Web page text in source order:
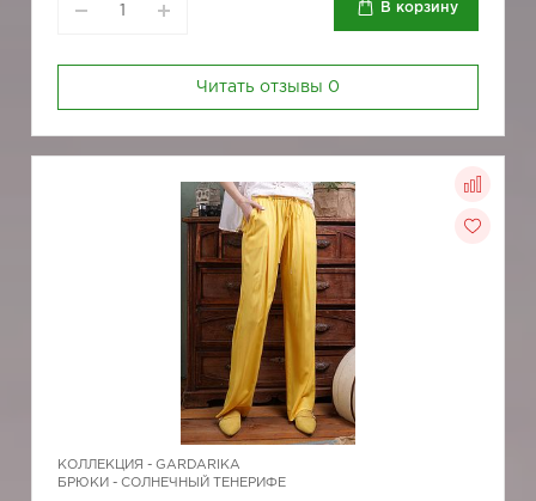
В корзину
Читать отзывы 0
КОЛЛЕКЦИЯ - GARDARIKA
БРЮКИ - СОЛНЕЧНЫЙ ТЕНЕРИФЕ